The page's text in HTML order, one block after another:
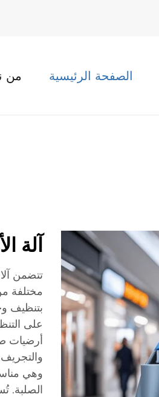
الصفحة الرئيسية من
آلة
تتضمن
مختلفة
بتنظيف
على
أرضيات
وهي
الصلبة.